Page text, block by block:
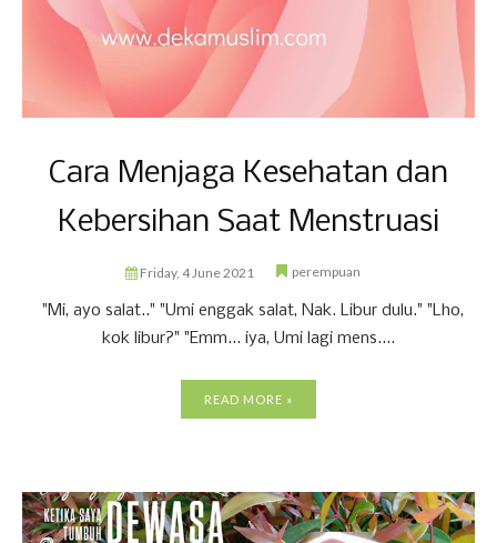
Cara Menjaga Kesehatan dan
Kebersihan Saat Menstruasi
Friday, 4 June 2021 perempuan
"Mi, ayo salat.." "Umi enggak salat, Nak. Libur dulu." "Lho,
kok libur?" "Emm... iya, Umi lagi mens....
READ MORE »